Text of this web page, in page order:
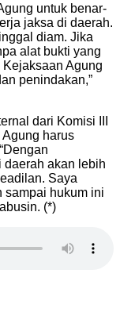
untuk benar-
jaksa di daerah.
diam. Jika
alat bukti yang
Agung
penindakan,”
dari Komisi III
harus
daerah akan lebih
Saya
sampai hukum ini
(*)